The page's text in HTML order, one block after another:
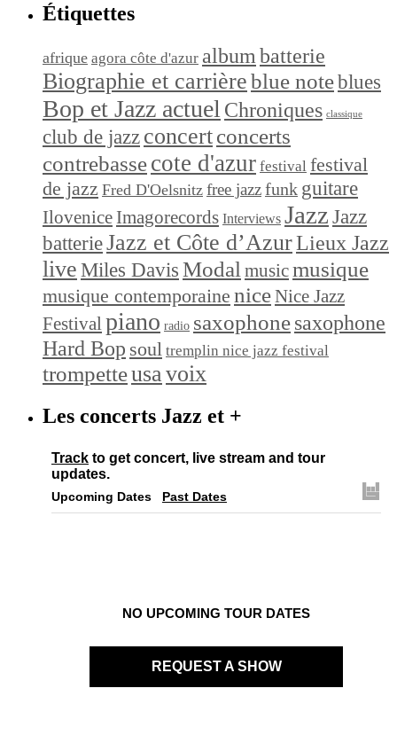
Étiquettes
afrique agora côte d'azur album batterie
Biographie et carrièreblue noteblues
Bop et Jazz actuel Chroniques classique
club de jazz concertconcerts
contrebassecote d'azur festival festival
de jazz Fred D'Oelsnitz free jazzfunk guitare
Ilovenice Imagorecords Interviews Jazz Jazz
batterieJazz et Côte d’AzurLieux Jazz
live Miles Davis Modal musicmusique
musique contemporaine niceNice Jazz
Festival piano radio saxophonesaxophone
Hard Bop soul tremplin nice jazz festival
trompetteusa voix
Les concerts Jazz et +
Track to get concert, live stream and tour
updates.
Upcoming Dates Past Dates
NO UPCOMING TOUR DATES
REQUEST A SHOW